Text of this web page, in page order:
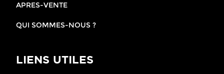
APRES-VENTE
QUI SOMMES-NOUS ?
LIENS UTILES